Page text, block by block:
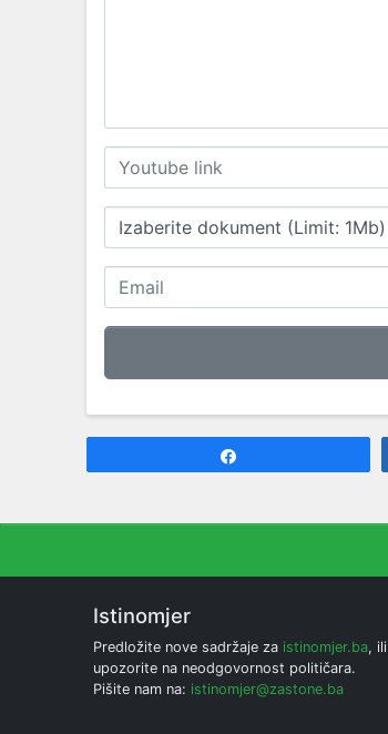
Izaberite dokument (Limit: 1Mb)
Istinomjer
Predložite nove sadržaje za istinomjer.ba, ili
upozorite na neodgovornost političara.
Pišite nam na: istinomjer@zastone.ba